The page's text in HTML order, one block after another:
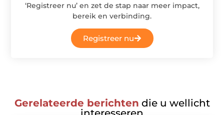
‘Registreer nu’ en zet de stap naar meer impact,
bereik en verbinding.
Registreer nu
Gerelateerde berichten die u wellicht